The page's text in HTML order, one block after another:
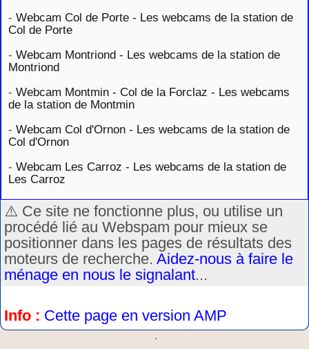
- Webcam Col de Porte - Les webcams de la station de
Col de Porte
- Webcam Montriond - Les webcams de la station de
Montriond
- Webcam Montmin - Col de la Forclaz - Les webcams
de la station de Montmin
- Webcam Col d'Ornon - Les webcams de la station de
Col d'Ornon
- Webcam Les Carroz - Les webcams de la station de
Les Carroz
⚠️ Ce site ne fonctionne plus, ou utilise un
procédé lié au Webspam pour mieux se
positionner dans les pages de résultats des
moteurs de recherche. Aidez-nous à faire le
ménage en nous le signalant...
Info : Cette page en version AMP
.